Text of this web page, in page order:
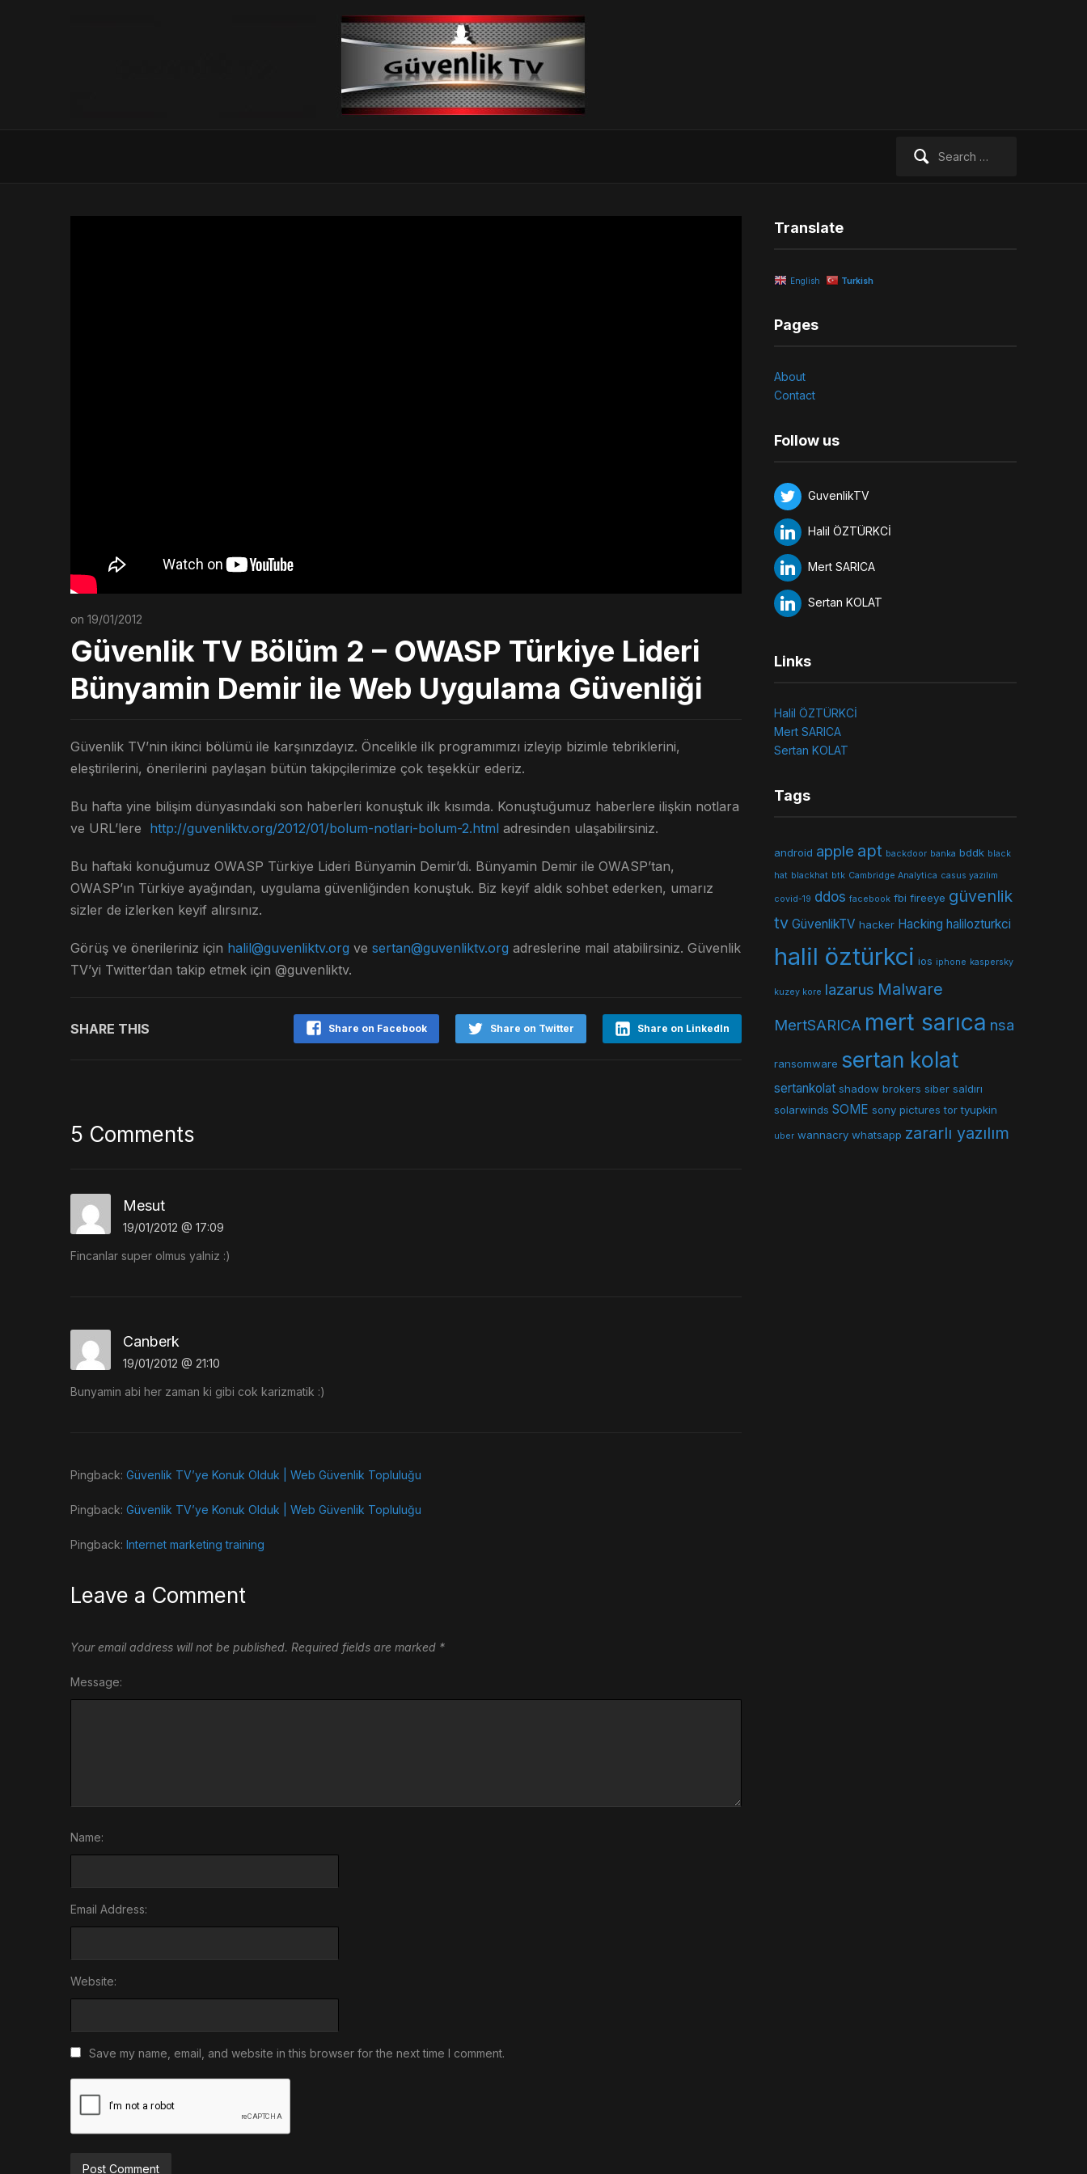
on 19/01/2012
Güvenlik TV Bölüm 2 – OWASP Türkiye Lideri
Bünyamin Demir ile Web Uygulama Güvenliği
Güvenlik TV’nin ikinci bölümü ile karşınızdayız. Öncelikle ilk programımızı izleyip bizimle tebriklerini,
eleştirilerini, önerilerini paylaşan bütün takipçilerimize çok teşekkür ederiz.
Bu hafta yine bilişim dünyasındaki son haberleri konuştuk ilk kısımda. Konuştuğumuz haberlere ilişkin notlara
ve URL’lere http://guvenliktv.org/2012/01/bolum-notlari-bolum-2.html adresinden ulaşabilirsiniz.
Bu haftaki konuğumuz OWASP Türkiye Lideri Bünyamin Demir’di. Bünyamin Demir ile OWASP’tan,
OWASP’ın Türkiye ayağından, uygulama güvenliğinden konuştuk. Biz keyif aldık sohbet ederken, umarız
sizler de izlerken keyif alırsınız.
Görüş ve önerileriniz için halil@guvenliktv.org ve sertan@guvenliktv.org adreslerine mail atabilirsiniz. Güvenlik
TV’yi Twitter’dan takip etmek için @guvenliktv.
SHARE THIS Share on LinkedIn
Share on Twitter
Share on Facebook
5 Comments
Mesut
19/01/2012 @ 17:09
Fincanlar super olmus yalniz :)
Canberk
19/01/2012 @ 21:10
Bunyamin abi her zaman ki gibi cok karizmatik :)
Pingback: Güvenlik TV’ye Konuk Olduk | Web Güvenlik Topluluğu
Pingback: Güvenlik TV’ye Konuk Olduk | Web Güvenlik Topluluğu
Pingback: Internet marketing training
Leave a Comment
Your email address will not be published. Required fields are marked *
Message:
Name:
Email Address:
Website:
Save my name, email, and website in this browser for the next time I comment.
Translate
English Turkish
Pages
About
Contact
Follow us
GuvenlikTV
Halil ÖZTÜRKCİ
Mert SARICA
Sertan KOLAT
Links
Halil ÖZTÜRKCİ
Mert SARICA
Sertan KOLAT
Tags
android apple apt backdoor banka bddk black
hat blackhat btk Cambridge Analytica casus yazılım
covid-19 ddos facebook fbi fireeye güvenlik
tv GüvenlikTV hacker Hacking halilozturkci
halil öztürkci ios iphone kaspersky
kuzey kore lazarus Malware
MertSARICA mert sarıca nsa
ransomware sertan kolat
sertankolat shadow brokers siber saldırı
solarwinds SOME sony pictures tor tyupkin
uber wannacry whatsapp zararlı yazılım